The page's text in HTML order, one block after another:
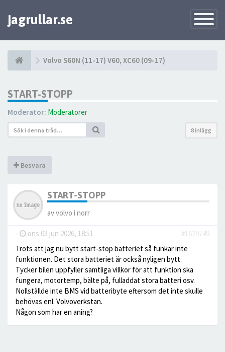
Toggle
jagrullar.se
Volvo S60N (11-17) V60, XC60 (09-17)
START-STOPP
Moderator: Moderatorer
8 inlägg
Besvara
START-STOPP
avvolvo i norr
- ons 03 jun 2026, 18:51
#1629749
Trots att jag nu bytt start-stop batteriet så funkar inte
funktionen. Det stora batteriet är också nyligen bytt.
Tycker bilen uppfyller samtliga villkor för att funktion ska
fungera, motortemp, bälte på, fulladdat stora batteri osv.
Nollställde inte BMS vid batteribyte eftersom det inte skulle
behövas enl. Volvoverkstan.
Någon som har en aning?